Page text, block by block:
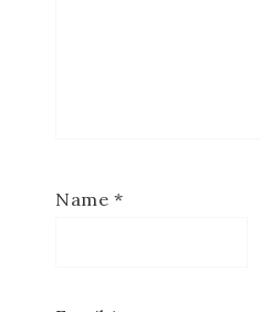
Name *